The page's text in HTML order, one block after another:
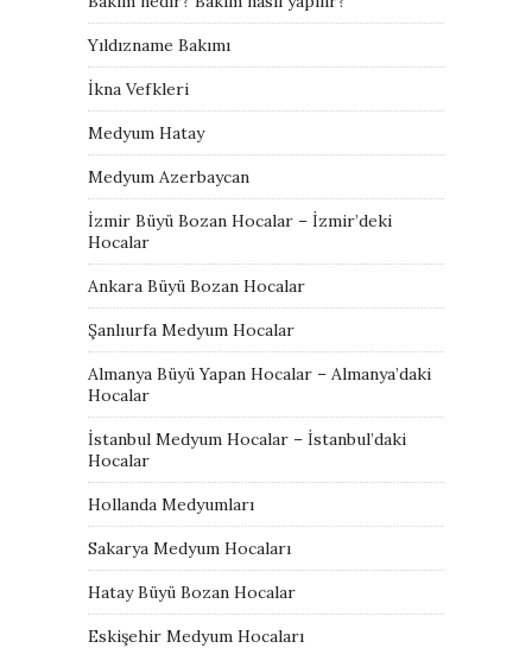
Yıldızname Bakımı
İkna Vefkleri
Medyum Hatay
Medyum Azerbaycan
İzmir Büyü Bozan Hocalar – İzmir’deki
Hocalar
Ankara Büyü Bozan Hocalar
Şanlıurfa Medyum Hocalar
Almanya Büyü Yapan Hocalar – Almanya’daki
Hocalar
İstanbul Medyum Hocalar – İstanbul’daki
Hocalar
Hollanda Medyumları
Sakarya Medyum Hocaları
Hatay Büyü Bozan Hocalar
Eskişehir Medyum Hocaları